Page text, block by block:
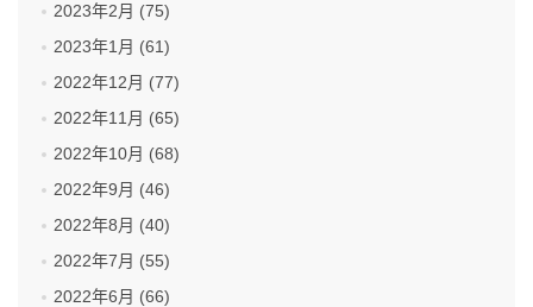
2023年2月 (75)
2023年1月 (61)
2022年12月 (77)
2022年11月 (65)
2022年10月 (68)
2022年9月 (46)
2022年8月 (40)
2022年7月 (55)
2022年6月 (66)